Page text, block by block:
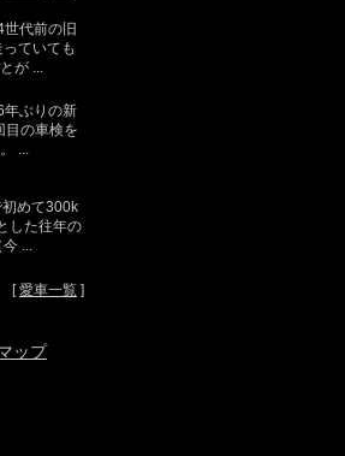
代前の旧
ていても
が ...
年ぶりの新
目の車検を
...
めて300k
した往年の
...
[愛車一覧 ]
ップ